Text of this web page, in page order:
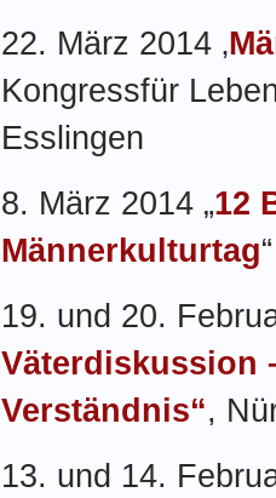
22. März 2014 ‚
Kongressfür
Esslingen
8. März 2014 „12
Männerkulturtag
19. und 20.
Väterdiskussion
Verständnis“,
13. und 14.